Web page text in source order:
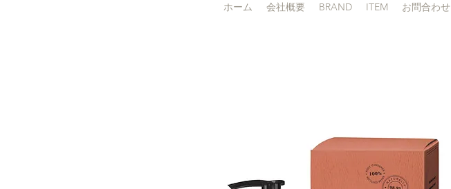
ホーム 会社概要 BRAND ITEM お問合わせ